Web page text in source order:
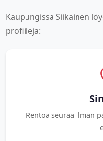
Kaupungissa Siikainen
profiileja:
Rentoa seuraa ilman